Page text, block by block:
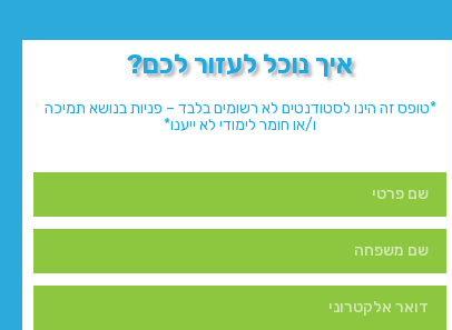
איך נוכל לעזור לכם?
*טופס זה הינו לסטודנטים לא רשומים בלבד – פניות בנושא תמיכה
ו/או חומר לימודי לא ייענו*